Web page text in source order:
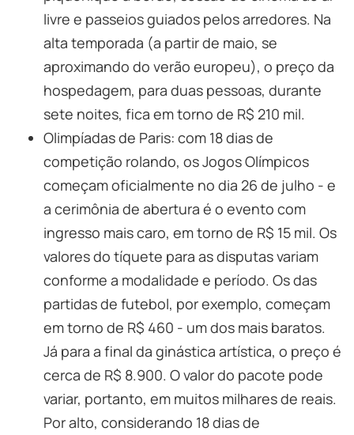
livre e passeios guiados pelos arredores. Na
alta temporada (a partir de maio, se
aproximando do verão europeu), o preço da
hospedagem, para duas pessoas, durante
sete noites, fica em torno de R$ 210 mil.
Olimpíadas de Paris: com 18 dias de
competição rolando, os Jogos Olímpicos
começam oficialmente no dia 26 de julho - e
a cerimônia de abertura é o evento com
ingresso mais caro, em torno de R$ 15 mil. Os
valores do tíquete para as disputas variam
conforme a modalidade e período. Os das
partidas de futebol, por exemplo, começam
em torno de R$ 460 - um dos mais baratos.
Já para a final da ginástica artística, o preço é
cerca de R$ 8.900. O valor do pacote pode
variar, portanto, em muitos milhares de reais.
Por alto, considerando 18 dias de